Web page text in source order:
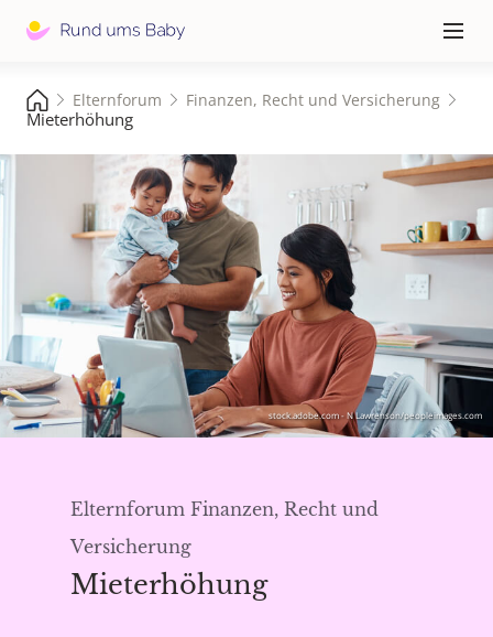
≡
Elternforum Finanzen, Recht und Versicherung
Mieterhöhung
Elternforum Finanzen, Recht und
Versicherung
Mieterhöhung
stock.adobe.com - N Lawrenson/peopleimages.com